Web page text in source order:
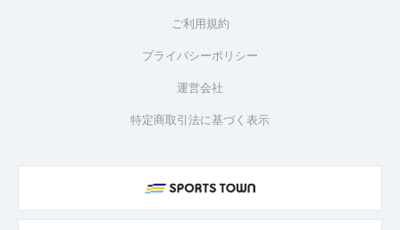
ご利用規約
プライバシーポリシー
運営会社
特定商取引法に基づく表示